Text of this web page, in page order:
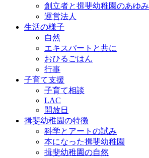
創立者と揖斐幼稚園のあゆみ
運営法人
生活の様子
自然
エキスパートと共に
おひるごはん
行事
子育て支援
子育て相談
LAC
開放日
揖斐幼稚園の特徴
科学とアートの試み
本になった揖斐幼稚園
揖斐幼稚園の自然